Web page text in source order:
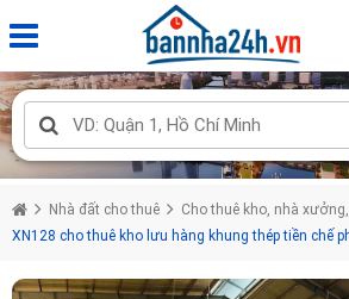
Nhà đất cho thuê
Cho thuê kho, nhà
XN128 cho thuê kho lưu hàng khung thép tiền chế